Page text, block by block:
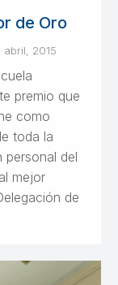
de Oro
abril, 2015
premio que
como
toda la
personal del
mejor
de